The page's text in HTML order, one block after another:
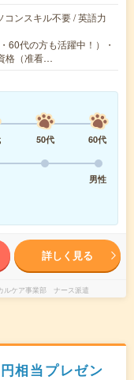
コンスキル不要 / 英語力
代の方も活躍中！）・
格（准看…
50代
60代
男性
詳しく見る
ルケア事業部 ナース派遣
相当プレゼン